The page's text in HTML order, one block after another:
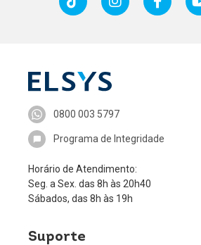
0800 003 5797
Programa de Integridade
Horário de Atendimento:
Seg. a Sex. das 8h às 20h40
Sábados, das 8h às 19h
Suporte